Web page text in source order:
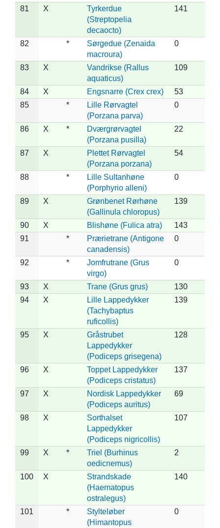
81 X
Tyrkerdue
(Streptopelia
decaocto)
141
82 *
Sørgedue (Zenaida
macroura)
0
83 X
Vandrikse (Rallus
aquaticus)
109
84 X Engsnarre (Crex crex)
53
85
*
Lille Rørvagtel
(Porzana parva)
0
86 X *
Dværgrørvagtel
(Porzana pusilla)
22
87 X
Plettet Rørvagtel
(Porzana porzana)
54
88 *
Lille Sultanhøne
(Porphyrio alleni)
0
89 X
Grønbenet Rørhøne
(Gallinula chloropus)
139
90 X Blishøne (Fulica atra)
143
91
*
Prærietrane (Antigone
canadensis)
0
92 *
Jomfrutrane (Grus
virgo)
0
93 X Trane (Grus grus)
130
94
X
Lille Lappedykker
(Tachybaptus
ruficollis)
139
95 X
Gråstrubet
Lappedykker
(Podiceps grisegena)
128
96 X
Toppet Lappedykker
(Podiceps cristatus)
137
97 X
Nordisk Lappedykker
(Podiceps auritus)
69
98 X
Sorthalset
Lappedykker
(Podiceps nigricollis)
107
99 X *
Triel (Burhinus
oedicnemus)
2
100 X
Strandskade
(Haematopus
ostralegus)
140
101 *
Stylteløber
(Himantopus
0